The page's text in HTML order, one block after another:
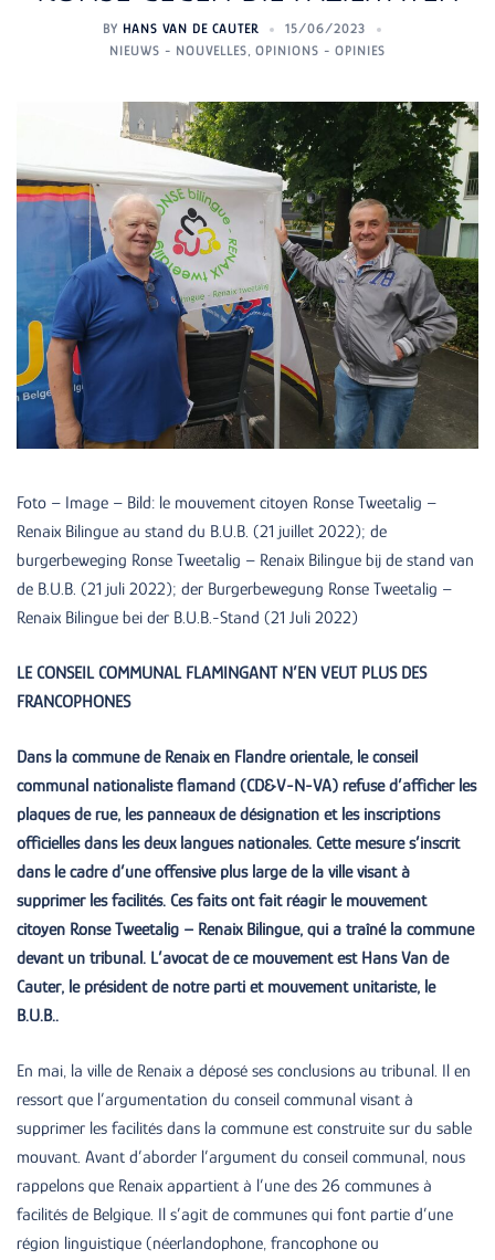
BY HANS VAN DE CAUTER
15/06/2023
NIEUWS - NOUVELLES, OPINIONS - OPINIES
Foto – Image – Bild: le mouvement citoyen Ronse Tweetalig –
Renaix Bilingue au stand du B.U.B. (21 juillet 2022); de
burgerbeweging Ronse Tweetalig – Renaix Bilingue bij de stand van
de B.U.B. (21 juli 2022); der Burgerbewegung Ronse Tweetalig –
Renaix Bilingue bei der B.U.B.-Stand (21 Juli 2022)
LE CONSEIL COMMUNAL FLAMINGANT N’EN VEUT PLUS DES
FRANCOPHONES
Dans la commune de Renaix en Flandre orientale, le conseil
communal nationaliste flamand (CD&V-N-VA) refuse d’afficher les
plaques de rue, les panneaux de désignation et les inscriptions
officielles dans les deux langues nationales. Cette mesure s’inscrit
dans le cadre d’une offensive plus large de la ville visant à
supprimer les facilités. Ces faits ont fait réagir le mouvement
citoyen Ronse Tweetalig – Renaix Bilingue, qui a traîné la commune
devant un tribunal. L’avocat de ce mouvement est Hans Van de
Cauter, le président de notre parti et mouvement unitariste, le
B.U.B..
En mai, la ville de Renaix a déposé ses conclusions au tribunal. Il en
ressort que l’argumentation du conseil communal visant à
supprimer les facilités dans la commune est construite sur du sable
mouvant. Avant d’aborder l’argument du conseil communal, nous
rappelons que Renaix appartient à l’une des 26 communes à
facilités de Belgique. Il s’agit de communes qui font partie d’une
région linguistique (néerlandophone, francophone ou